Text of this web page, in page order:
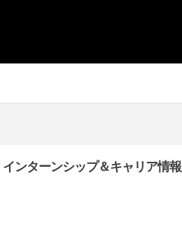
インターンシップ＆キャリア情報